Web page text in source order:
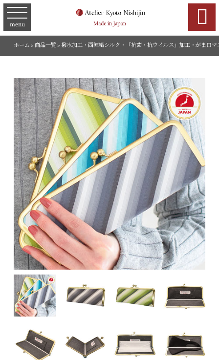
menu 
ホーム > 商品一覧> 撥水加工・西陣織シルク・「抗菌・抗ウイルス」加工・がま口